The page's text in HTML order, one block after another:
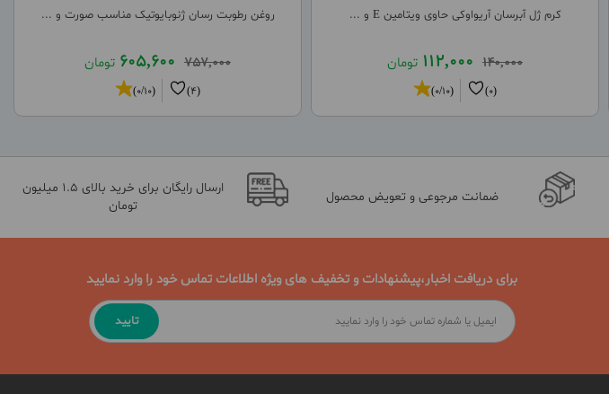
روغن رطوبت رسان ژنوبایوتیک مناسب صورت و ...
757,000
605,600 تومان
(4)
(0/10)
کرم ژل آبرسان آریواوکی حاوی ویتامین E و ...
140,000
112,000 تومان
(0)
(0/10)
ضمانت مرجوعی و تعویض محصول
ارسال رایگان برای خرید بالای 1.5 میلیون
تومان
برای دریافت اخبار،پیشنهادات و تخفیف های ویژه اطلاعات تماس خود را وارد نمایید
تایید